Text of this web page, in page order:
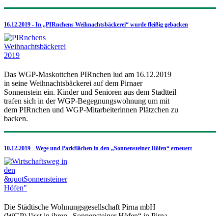
16.12.2019 - In „PIRnchens Weihnachtsbäckerei“ wurde fleißig gebacken
Das WGP-Maskottchen PIRnchen lud am 16.12.2019
in seine Weihnachtsbäckerei auf dem Pirnaer
Sonnenstein ein. Kinder und Senioren aus dem Stadtteil
trafen sich in der WGP-Begegnungswohnung um mit
dem PIRnchen und WGP-Mitarbeiterinnen Plätzchen zu
backen.
10.12.2019 - Wege und Parkflächen in den „Sonnensteiner Höfen“ erneuert
Die Städtische Wohnungsgesellschaft Pirna mbH